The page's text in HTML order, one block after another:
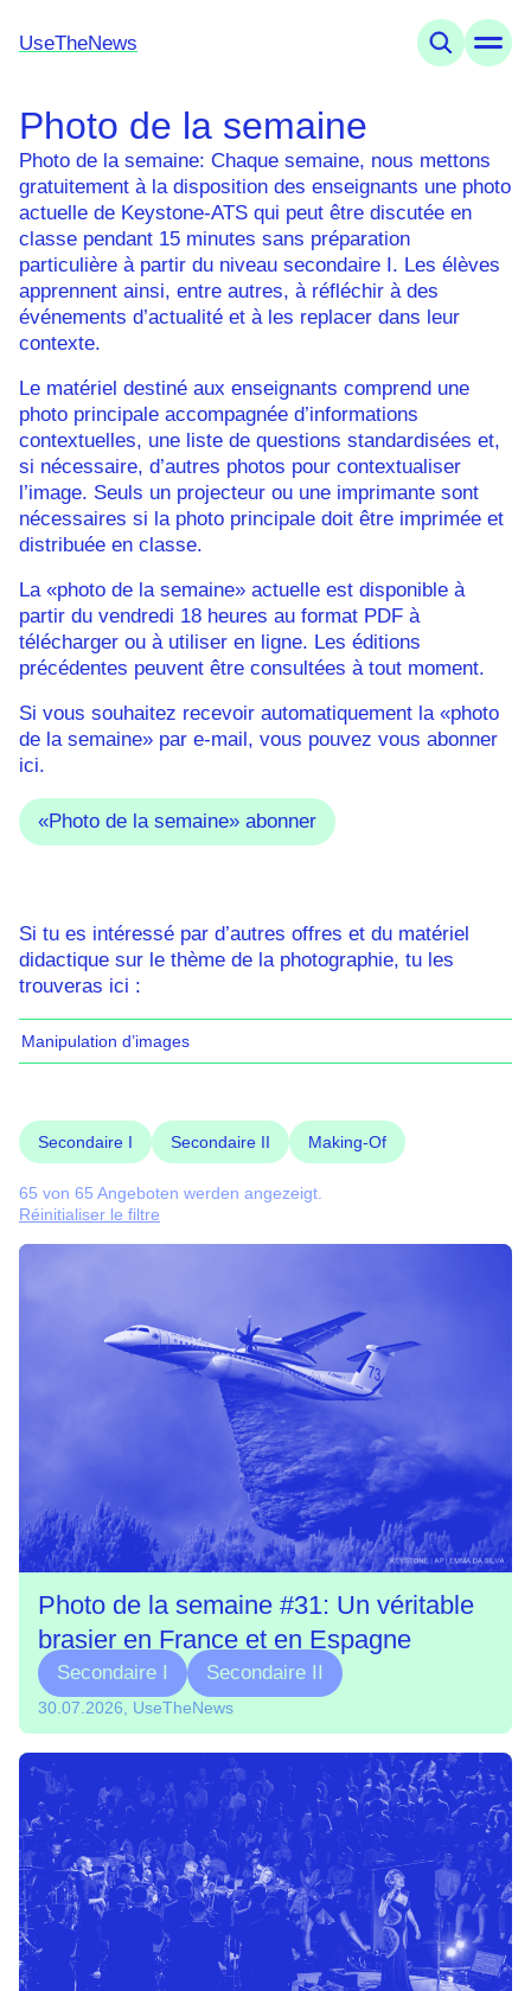
UseTheNews
Thèmes
Offres
Connaissances
Agenda
UseTheNews
Organisation
Partenariats
Photo de la semaine
Photo de la semaine: Chaque semaine, nous mettons
gratuitement à la disposition des enseignants une photo
actuelle de Keystone-ATS qui peut être discutée en
classe pendant 15 minutes sans préparation
particulière à partir du niveau secondaire I. Les élèves
apprennent ainsi, entre autres, à réfléchir à des
événements d’actualité et à les replacer dans leur
contexte.
Le matériel destiné aux enseignants comprend une
photo principale accompagnée d’informations
contextuelles, une liste de questions standardisées et,
si nécessaire, d’autres photos pour contextualiser
l’image. Seuls un projecteur ou une imprimante sont
nécessaires si la photo principale doit être imprimée et
distribuée en classe.
La «photo de la semaine» actuelle est disponible à
partir du vendredi 18 heures au format PDF à
télécharger ou à utiliser en ligne. Les éditions
précédentes peuvent être consultées à tout moment.
Si vous souhaitez recevoir automatiquement la «photo
de la semaine» par e-mail, vous pouvez vous abonner
ici.
«Photo de la semaine» abonner
Si tu es intéressé par d’autres offres et du matériel
didactique sur le thème de la photographie, tu les
trouveras ici :
Manipulation d’images
Secondaire I Secondaire II Making-Of
65 von 65 Angeboten werden angezeigt.
Réinitialiser le filtre
Photo de la semaine #31: Un véritable
brasier en France et en Espagne
Secondaire I Secondaire II
30.07.2026, UseTheNews